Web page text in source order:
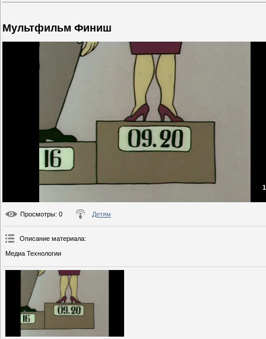
Мультфильм Финиш
Просмотры: 0 Детям
Описание материала:
Медиа Технологии